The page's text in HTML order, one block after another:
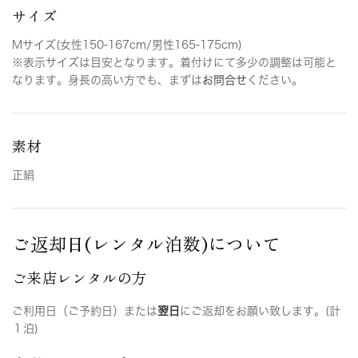
サイズ
Mサイズ(女性150-167cm/男性165-175cm)
※表示サイズは目安となります。着付けにて多少の調整は可能と
なります。身長の高い方でも、まずはお問合せ ください。
素材
正絹
ご返却日(レンタル泊数)について
ご来店レンタルの方
ご利用日（ご予約日）または翌日 にご返却をお願い致します。(計
１泊)